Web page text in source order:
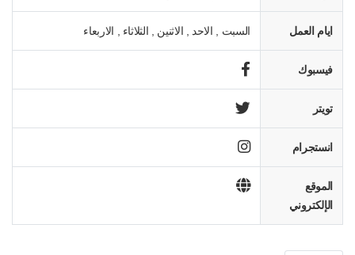
ايام العمل السبت , الاحد , الاثنين , الثلاثاء , الاربعاء
فيسبوك
تويتر
انستجرام
الموقع
الإلكتروني